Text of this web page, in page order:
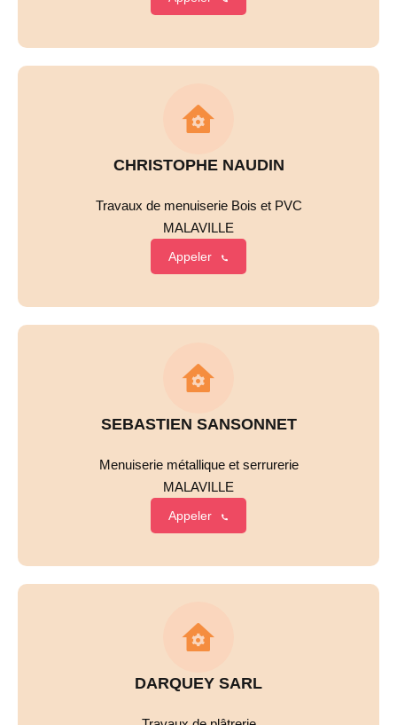
CHRISTOPHE NAUDIN
Travaux de menuiserie Bois et PVC
MALAVILLE
Appeler
SEBASTIEN SANSONNET
Menuiserie métallique et serrurerie
MALAVILLE
Appeler
DARQUEY SARL